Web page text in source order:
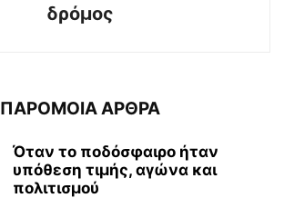
δρόμος
ΠΑΡΟΜΟΙΑ ΑΡΘΡΑ
Όταν το ποδόσφαιρο ήταν
υπόθεση τιμής, αγώνα και
πολιτισμού